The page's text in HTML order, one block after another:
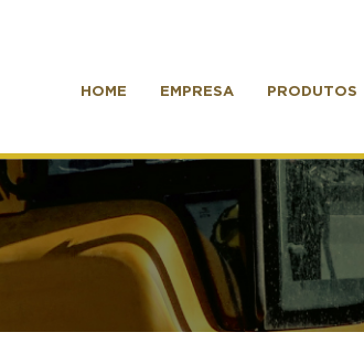
HOME EMPRESA PRODUTOS